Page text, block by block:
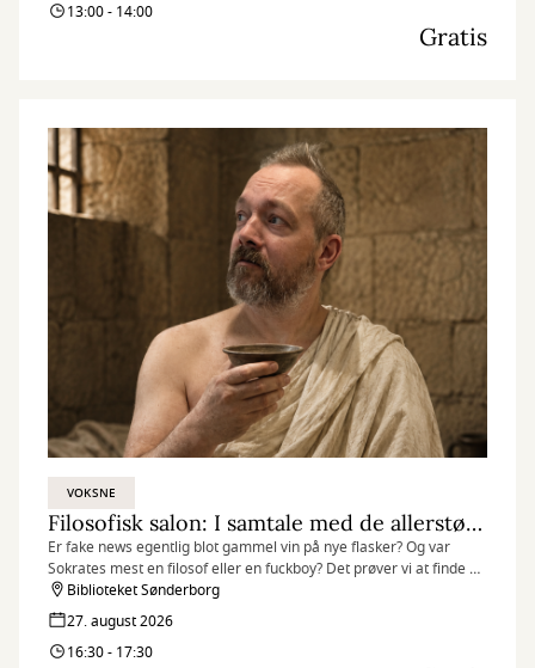
13:00 - 14:00
Gratis
VOKSNE
Filosofisk salon: I samtale med de allerstørste
Er fake news egentlig blot gammel vin på nye flasker? Og var
Sokrates mest en filosof eller en fuckboy? Det prøver vi at finde ud
af, når vi den sidste torsdag i hver måned tager et dyk ned i
filosofihistorien og hilser på de største filosoffer.
Biblioteket Sønderborg
27. august 2026
16:30 - 17:30